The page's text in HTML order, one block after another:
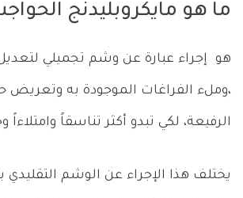
ما هو مايكروبليدنج
هو إجراء عبارة عن وشم تجميلي
،وملء الفراغات الموجودة به وتعريض
الرفيعة، لكي تبدو أكثر تناسقاً وامتلاءاً
يختلف هذا الإجراء عن الوشم التقليدي